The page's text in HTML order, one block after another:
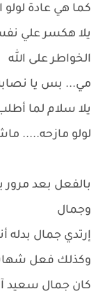
كما هي عادة لولو
يلا هكسر علي
الخواطر على الله
مي... بس يا
يلا سلام لما
لولو مازحه.....
بالفعل بعد
وجمال
إرتدي جمال بدله
وكذلك فعل
كان جمال سعيد آ